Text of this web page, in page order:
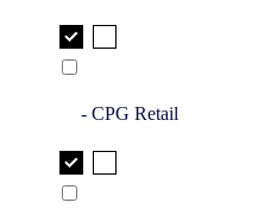
- CPG Retail